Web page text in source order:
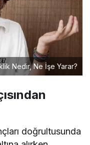
Nedir, Ne İşe Yarar?
doğrultusunda